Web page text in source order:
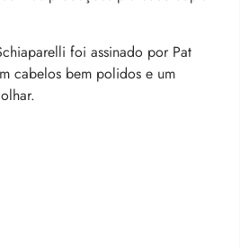
foi assinado por Pat
cabelos bem polidos e um